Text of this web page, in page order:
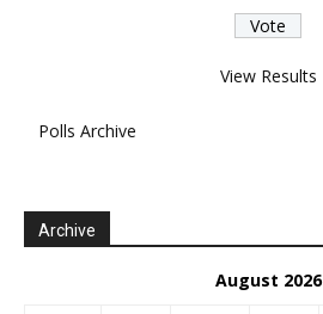
View Results
Polls Archive
Archive
August 2026